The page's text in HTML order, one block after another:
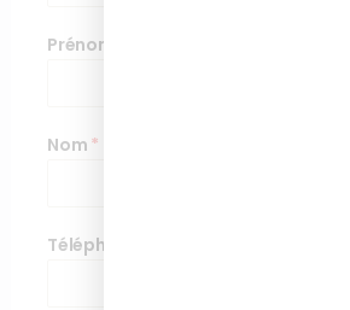
Prénom
Nom *
Téléphone